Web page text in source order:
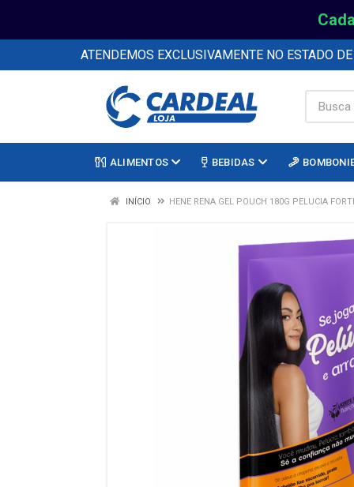
ATENDEMOS EXCLUSIVAMENTE NO ESTADO
ALIMENTOS BEBIDAS
INÍCIO HENE RENA GEL POUCH 180G PELUCIA